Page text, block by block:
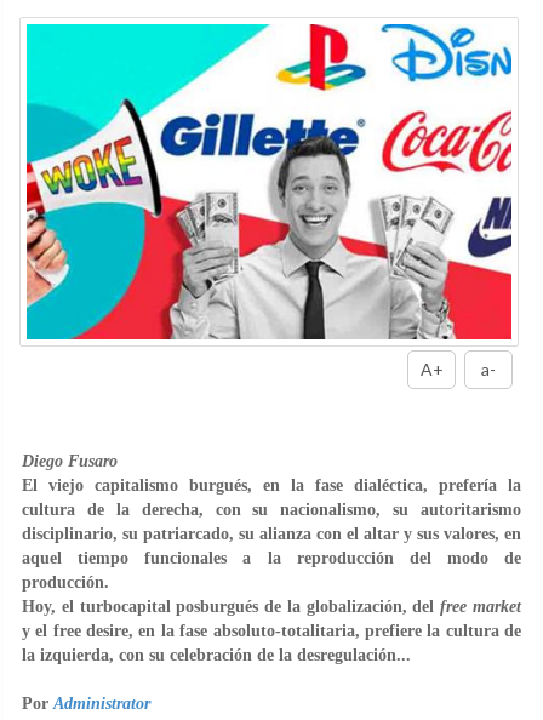
A+ a-
Diego Fusaro
El viejo capitalismo burgués, en la fase dialéctica, prefería la
cultura de la derecha, con su nacionalismo, su autoritarismo
disciplinario, su patriarcado, su alianza con el altar y sus valores, en
aquel tiempo funcionales a la reproducción del modo de
producción.
Hoy, el turbocapital posburgués de la globalización, delfree market
y el free desire, en la fase absoluto-totalitaria, prefiere la cultura de
la izquierda, con su celebración de la desregulación...
Por Administrator